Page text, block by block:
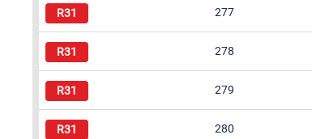
277
278
279
280